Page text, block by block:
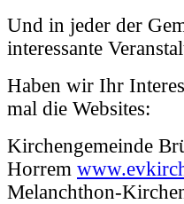
Und in jeder der
interessante
Haben wir Ihr
mal die Websites:
Kirchengemeinde
Horrem
Melanchthon-